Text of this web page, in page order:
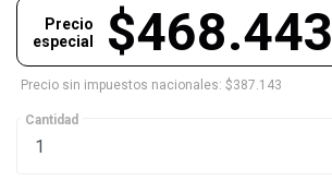
$468.443
Precio
especial
Precio sin impuestos nacionales: $387.143
Cantidad